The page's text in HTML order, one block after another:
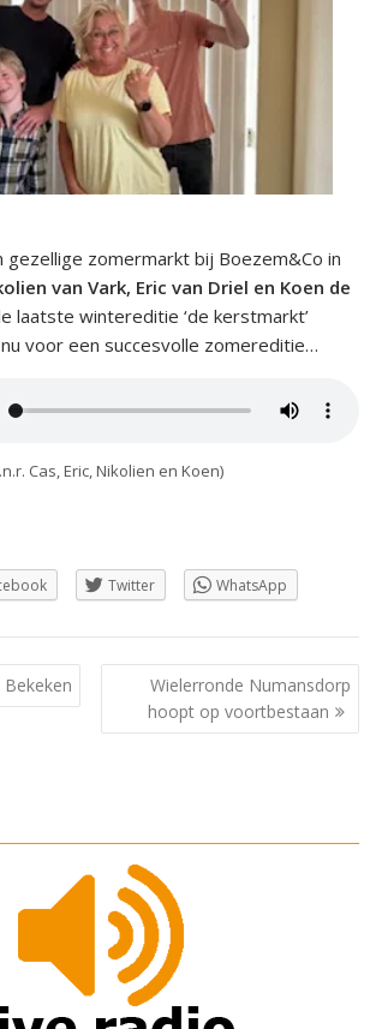
gezellige zomermarkt bij Boezem&Co in
van Vark, Eric van Driel en Koen de
laatste wintereditie ‘de kerstmarkt’
voor een succesvolle zomereditie…
Cas, Eric, Nikolien en Koen)
Twitter WhatsApp
Wielerronde Numansdorp
hoopt op voortbestaan